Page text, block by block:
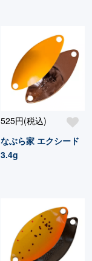
525円(税込)
なぶら家 エクシード
3.4g